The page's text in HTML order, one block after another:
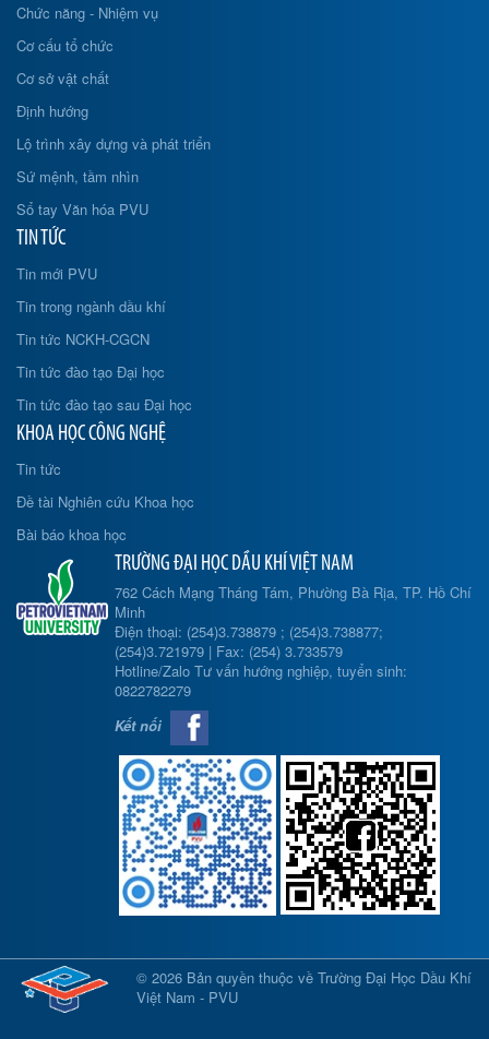
Chức năng - Nhiệm vụ
Cơ cấu tổ chức
Cơ sở vật chất
Định hướng
Lộ trình xây dựng và phát triển
Sứ mệnh, tầm nhìn
Sổ tay Văn hóa PVU
TIN TỨC
Tin mới PVU
Tin trong ngành dầu khí
Tin tức NCKH-CGCN
Tin tức đào tạo Đại học
Tin tức đào tạo sau Đại học
KHOA HỌC CÔNG NGHỆ
Tin tức
Đề tài Nghiên cứu Khoa học
Bài báo khoa học
TRƯỜNG ĐẠI HỌC DẦU KHÍ VIỆT NAM
762 Cách Mạng Tháng Tám, Phường Bà Rịa, TP. Hồ Chí
Minh
Điện thoại: (254)3.738879 ; (254)3.738877;
(254)3.721979 | Fax: (254) 3.733579
Hotline/Zalo Tư vấn hướng nghiệp, tuyển sinh:
0822782279
Kết nối
© 2026 Bản quyền thuộc về Trường Đại Học Dầu Khí
Việt Nam - PVU